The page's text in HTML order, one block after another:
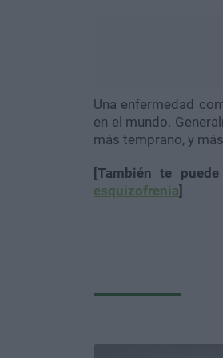
Una enfermedad
en el mundo.
más temprano, y
[También te
esquizofrenia]